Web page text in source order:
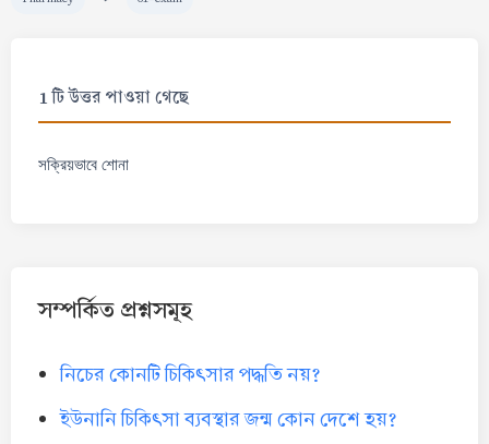
1 টি উত্তর পাওয়া গেছে
সক্রিয়ভাবে শোনা
সম্পর্কিত প্রশ্নসমূহ
নিচের কোনটি চিকিৎসার পদ্ধতি নয়?
ইউনানি চিকিৎসা ব্যবস্থার জন্ম কোন দেশে হয়?